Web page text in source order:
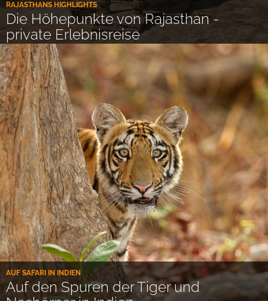
RAJASTHANS HIGHLIGHTS
Die Höhepunkte von Rajasthan -
private Erlebnisreise
AUF SAFARI IN INDIEN
Auf den Spuren der Tiger und